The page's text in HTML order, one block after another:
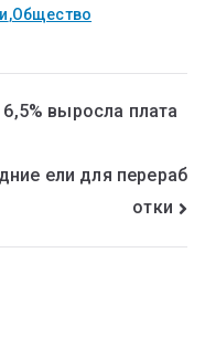
,Общество
выросла плата
ели для перераб
отки